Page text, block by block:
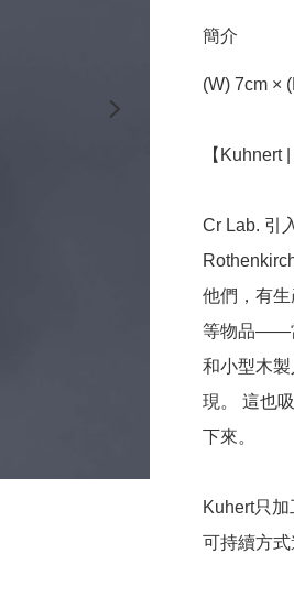
簡介
(W) 7cm ×
【Kuhnert
Cr Lab. 引
他們，有
等物品——
和小型木
現。 這也
下來。
Kuhert只